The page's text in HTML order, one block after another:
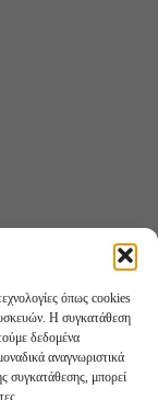
όπως cookies
Η συγκατάθεση
δεδομένα
αναγνωριστικά
συγκατάθεσης, μπορεί